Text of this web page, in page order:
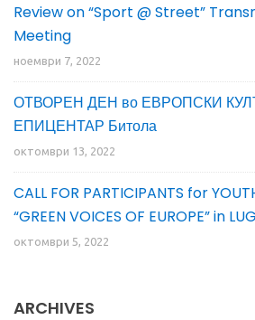
Review on “Sport @ Street”
Meeting
ноември 7, 2022
ОТВОРЕН ДЕН во ЕВРОПСКИ
ЕПИЦЕНТАР Битола
октомври 13, 2022
CALL FOR PARTICIPANTS for
“GREEN VOICES OF EUROPE” in
октомври 5, 2022
ARCHIVES